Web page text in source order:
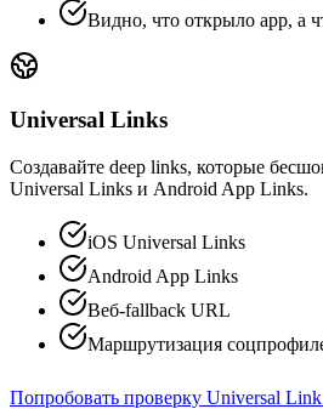
Видно, что открыло app, а
Universal Links
Создавайте deep links, которые
Universal Links и Android App Links.
iOS Universal Links
Android App Links
Веб-fallback URL
Маршрутизация
Попробовать проверку Universal Link